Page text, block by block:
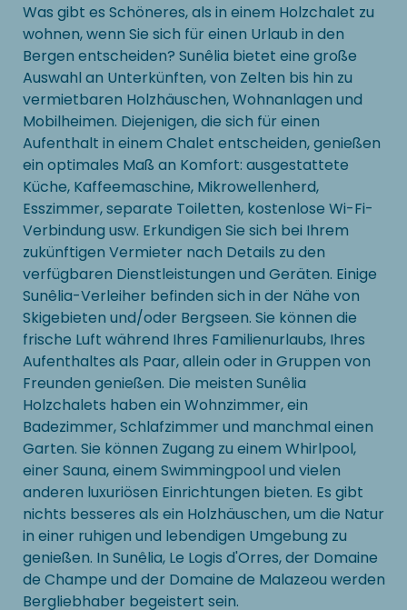
Was gibt es Schöneres, als in einem Holzchalet zu
wohnen, wenn Sie sich für einen Urlaub in den
Bergen entscheiden? Sunêlia bietet eine große
Auswahl an Unterkünften, von Zelten bis hin zu
vermietbaren Holzhäuschen, Wohnanlagen und
Mobilheimen. Diejenigen, die sich für einen
Aufenthalt in einem Chalet entscheiden, genießen
ein optimales Maß an Komfort: ausgestattete
Küche, Kaffeemaschine, Mikrowellenherd,
Esszimmer, separate Toiletten, kostenlose Wi-Fi-
Verbindung usw. Erkundigen Sie sich bei Ihrem
zukünftigen Vermieter nach Details zu den
verfügbaren Dienstleistungen und Geräten. Einige
Sunêlia-Verleiher befinden sich in der Nähe von
Skigebieten und/oder Bergseen. Sie können die
frische Luft während Ihres Familienurlaubs, Ihres
Aufenthaltes als Paar, allein oder in Gruppen von
Freunden genießen. Die meisten Sunêlia
Holzchalets haben ein Wohnzimmer, ein
Badezimmer, Schlafzimmer und manchmal einen
Garten. Sie können Zugang zu einem Whirlpool,
einer Sauna, einem Swimmingpool und vielen
anderen luxuriösen Einrichtungen bieten. Es gibt
nichts besseres als ein Holzhäuschen, um die Natur
in einer ruhigen und lebendigen Umgebung zu
genießen. In Sunêlia, Le Logis d'Orres, der Domaine
de Champe und der Domaine de Malazeou werden
Bergliebhaber begeistert sein.